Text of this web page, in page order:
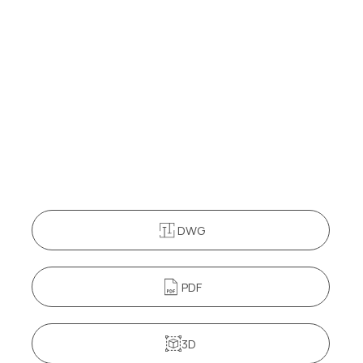
DWG
PDF
3D